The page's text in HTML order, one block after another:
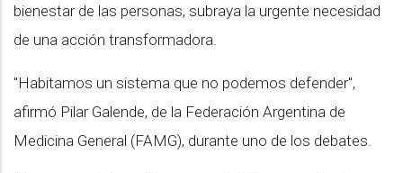
bienestar de las personas, subraya la urgente necesidad
de una acción transformadora.
"Habitamos un sistema que no podemos defender",
afirmó Pilar Galende, de la Federación Argentina de
Medicina General (FAMG), durante uno de los debates.